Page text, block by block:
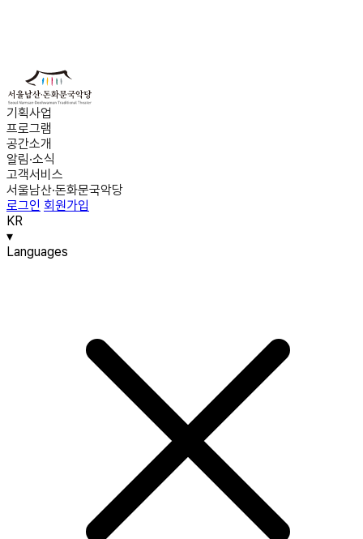
기획사업
프로그램
공간소개
알림·소식
고객서비스
서울남산·돈화문국악당
로그인 회원가입
KR
▾
Languages